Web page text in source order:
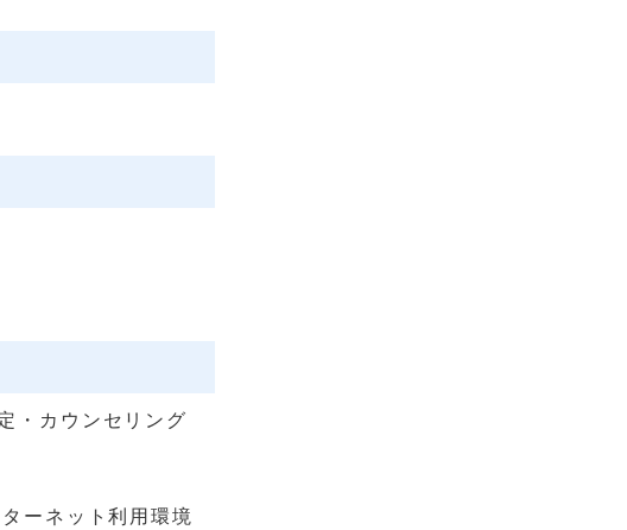
・カウンセリング
ーネット利用環境